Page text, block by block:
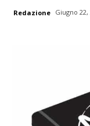
Redazione Giugno 22,